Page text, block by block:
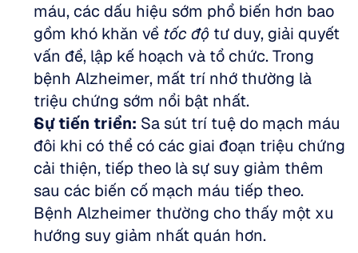
máu, các dấu hiệu sớm phổ biến hơn bao
gồm khó khăn về tốc độ tư duy, giải quyết
vấn đề, lập kế hoạch và tổ chức. Trong
bệnh Alzheimer, mất trí nhớ thường là
triệu chứng sớm nổi bật nhất.
Sự tiến triển: Sa sút trí tuệ do mạch máu
đôi khi có thể có các giai đoạn triệu chứng
cải thiện, tiếp theo là sự suy giảm thêm
sau các biến cố mạch máu tiếp theo.
Bệnh Alzheimer thường cho thấy một xu
hướng suy giảm nhất quán hơn.